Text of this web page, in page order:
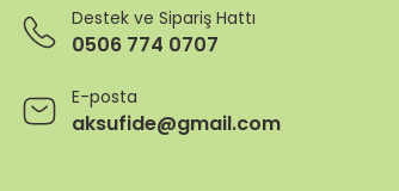
Destek ve Sipariş Hattı
0506 774 0707
E-posta
aksufide@gmail.com